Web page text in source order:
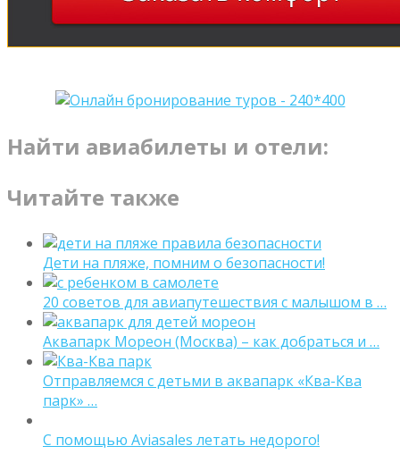
Найти авиабилеты и отели:
Читайте также
Дети на пляже, помним о безопасности!
20 советов для авиапутешествия с малышом в …
Аквапарк Мореон (Москва) – как добраться и …
Отправляемся с детьми в аквапарк «Ква-Ква
парк» …
С помощью Aviasales летать недорого!